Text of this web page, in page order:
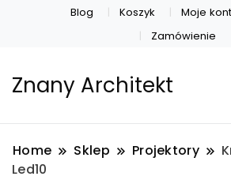
Blog Koszyk Moje
Zamówienie
Znany Architekt
Home Sklep Projektory
Led10